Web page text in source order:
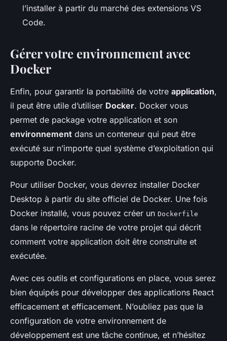
l’installer à partir du marché des extensions VS
Code.
Gérer votre environnement avec
Docker
Enfin, pour garantir la portabilité de votre application,
il peut être utile d’utiliser Docker. Docker vous
permet de package votre application et son
environnement dans un conteneur qui peut être
exécuté sur n’importe quel système d’exploitation qui
supporte Docker.
Pour utiliser Docker, vous devrez installer Docker
Desktop à partir du site officiel de Docker. Une fois
Docker installé, vous pouvez créer un Dockerfile
dans le répertoire racine de votre projet qui décrit
comment votre application doit être construite et
exécutée.
Avec ces outils et configurations en place, vous serez
bien équipés pour développer des applications React
efficacement et efficacement. N’oubliez pas que la
configuration de votre environnement de
développement est une tâche continue, et n’hésitez